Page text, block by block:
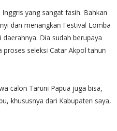
yang sangat fasih. Bahkan
dan menangkan Festival Lomba
daerahnya. Dia sudah berupaya
seleksi Catar Akpol tahun
calon Taruni Papua juga bisa,
khususnya dari Kabupaten saya,